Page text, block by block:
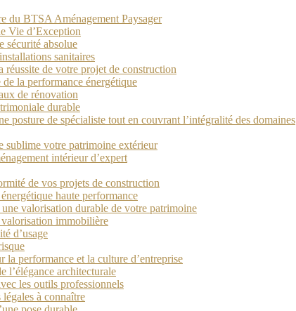
du BTSA Aménagement Paysager
Vie d’Exception
sécurité absolue
sanitaires
de votre projet de construction
la performance énergétique
de rénovation
durable
posture de spécialiste tout en couvrant l’intégralité des domaines
sublime votre patrimoine extérieur
intérieur d’expert
de vos projets de construction
haute performance
valorisation durable de votre patrimoine
valorisation immobilière
d’usage
la performance et la culture d’entreprise
l’élégance architecturale
les outils professionnels
à connaître